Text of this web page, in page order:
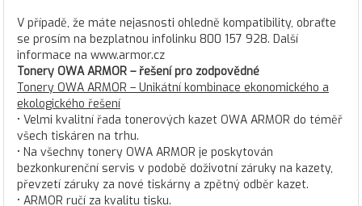
V případě, že máte nejasnosti ohledně kompatibility, obraťte
se prosím na bezplatnou infolinku 800 157 928. Další
informace na www.armor.cz
Tonery OWA ARMOR – řešení pro zodpovědné
Tonery OWA ARMOR – Unikátní kombinace ekonomického a
ekologického řešení
• Velmi kvalitní řada tonerových kazet OWA ARMOR do téměř
všech tiskáren na trhu.
• Na všechny tonery OWA ARMOR je poskytován
bezkonkurenční servis v podobě doživotní záruky na kazety,
převzetí záruky za nové tiskárny a zpětný odběr kazet.
• ARMOR ručí za kvalitu tisku.